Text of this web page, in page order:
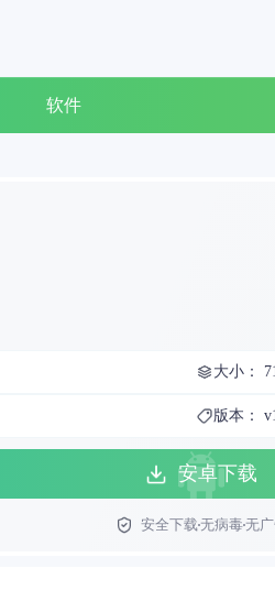
软件
大小：
版本：
安卓下载
安全下载无病毒无